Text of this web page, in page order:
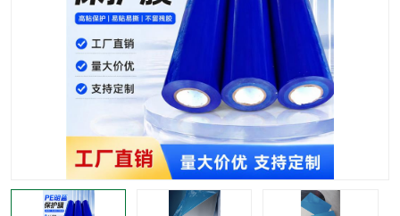
黑白保护膜 乳白保护膜
明蓝保护膜 纯黑保护膜
印字保护膜 彩钢板保护膜
不绣钢板保护膜 两边上胶保护膜
窗缝阻风胶带 铝板保护膜